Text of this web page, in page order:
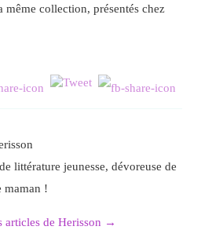
même collection, présentés chez
littérature jeunesse, dévoreuse de
maman !
articles de Herisson →